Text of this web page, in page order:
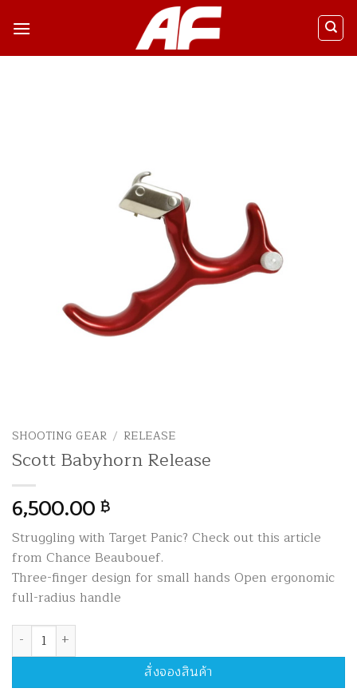
SHOOTING GEAR / RELEASE
Scott Babyhorn Release
6,500.00 ฿
Struggling with Target Panic? Check out this article
from Chance Beaubouef.
Three-finger design for small hands Open ergonomic
full-radius handle
จำนวน Scott Babyhorn Release ชิ้น
สั่งจองสินค้า